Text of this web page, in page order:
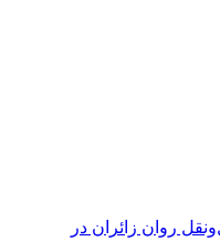
روان زائران در